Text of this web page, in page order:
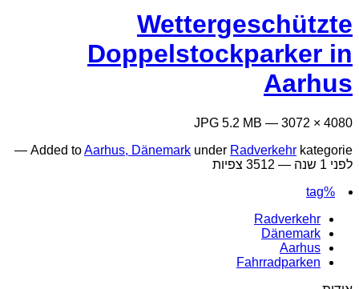
Wettergeschützte
Doppelstockparker in
Aarhus
4080 × 3072 — JPG 5.2 MB
Added toAarhus, Dänemark under Radverkehr kategorie —
לפני 1 שנה
— 3512 צפיות
%tag
Radverkehr
Dänemark
Aarhus
Fahrradparken